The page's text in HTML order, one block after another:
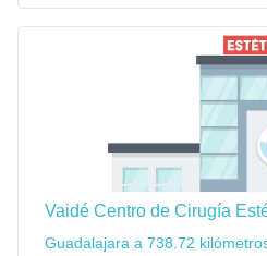
Vaidé Centro de Cirugía
Guadalajara a 738.72